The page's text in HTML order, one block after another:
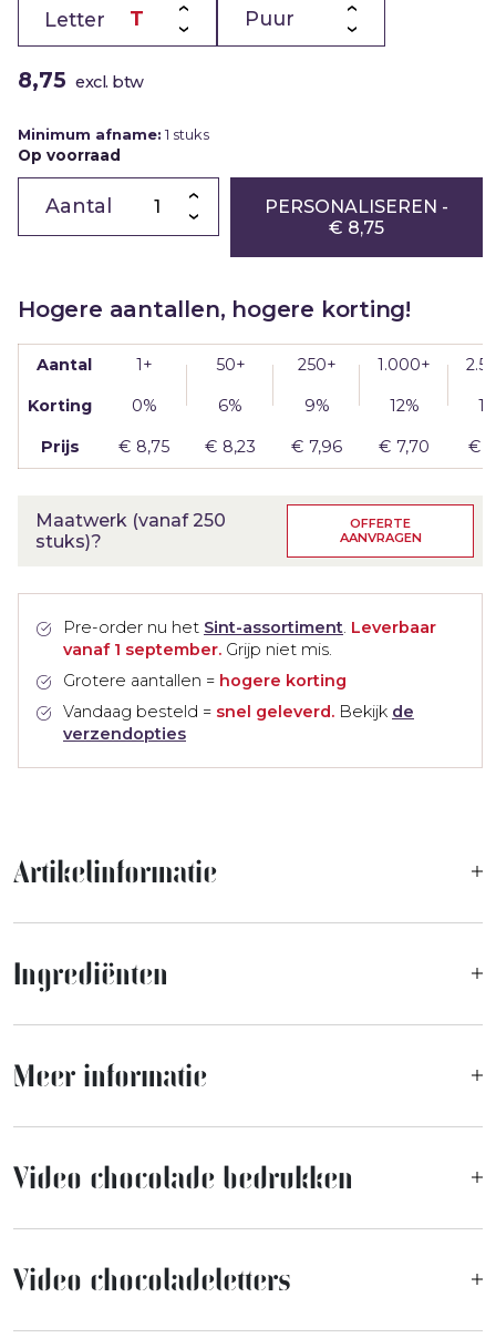
Letter
8,75 excl. btw
Minimum afname: 1 stuks
Op voorraad
Chocoladeletter
puur
205g
aantal
PERSONALISEREN -
€ 8,75
Hogere aantallen, hogere korting!
Aantal 1+ 50+ 250+ 1.000+
Korting 0% 6% 9% 12%
Prijs € 8,75 € 8,23 € 7,96 € 7,70 €
Maatwerk (vanaf 250
stuks)?
OFFERTE
AANVRAGEN
Pre-order nu het Sint-assortiment. Leverbaar
vanaf 1 september. Grijp niet mis.
Grotere aantallen = hogere korting
Vandaag besteld = snel geleverd. Bekijk de
verzendopties
Artikelinformatie
Ingrediënten
Meer informatie
Video chocolade bedrukken
Video chocoladeletters